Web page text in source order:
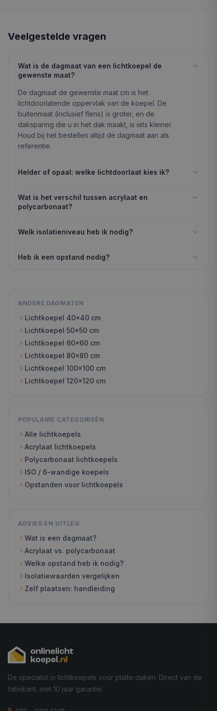
Veelgestelde vragen
Wat is de dagmaat van een lichtkoepel de
gewenste maat?
De dagmaat de gewenste maat cm is het
lichtdoorlatende oppervlak van de koepel. De
buitenmaat (inclusief flens) is groter, en de
daksparing die u in het dak maakt, is iets kleiner.
Houd bij het bestellen altijd de dagmaat aan als
referentie.
Helder of opaal: welke lichtdoorlaat kies ik?
Wat is het verschil tussen acrylaat en
polycarbonaat?
Welk isolatieniveau heb ik nodig?
Heb ik een opstand nodig?
ANDERE DAGMATEN
Lichtkoepel 40x40 cm
Lichtkoepel 50x50 cm
Lichtkoepel 60x60 cm
Lichtkoepel 80x80 cm
Lichtkoepel 100x100 cm
Lichtkoepel 120x120 cm
POPULAIRE CATEGORIEËN
Alle lichtkoepels
Acrylaat lichtkoepels
Polycarbonaat lichtkoepels
ISO / 6-wandige koepels
Opstanden voor lichtkoepels
ADVIES EN UITLEG
Wat is een dagmaat?
Acrylaat vs. polycarbonaat
Welke opstand heb ik nodig?
Isolatiewaarden vergelijken
Zelf plaatsen: handleiding
De specialist in lichtkoepels voor platte daken. Direct van de
fabrikant, met 10 jaar garantie.